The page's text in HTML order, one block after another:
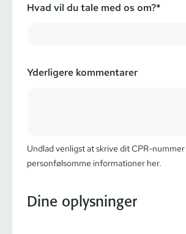
Hvad vil du tale med os om?*
Yderligere kommentarer
Undlad venligst at skrive dit CPR-
personfølsomme informationer her.
Dine oplysninger